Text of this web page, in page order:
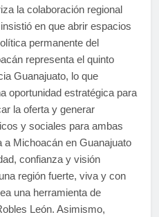
la colaboración regional
en que abrir espacios
permanente del
representa el quinto
Guanajuato, lo que
oportunidad estratégica para
la oferta y generar
y sociales para ambas
a Michoacán en Guanajuato
confianza y visión
región fuerte, viva y con
una herramienta de
León. Asimismo,